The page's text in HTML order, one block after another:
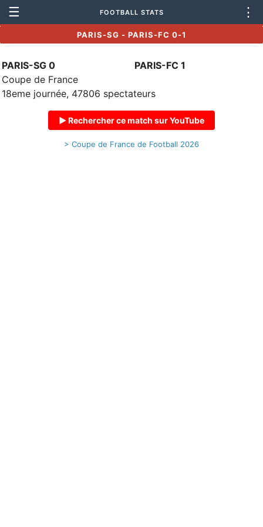
☰ FOOTBALL STATS ⋮
PARIS-SG - PARIS-FC 0-1
PARIS-SG 0
PARIS-FC 1
Coupe de France
18eme journée, 47806 spectateurs
▶ Rechercher ce match sur YouTube
> Coupe de France de Football 2026